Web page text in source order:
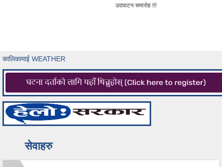
उदघाटन समारोह !!!
कालिकामाई WEATHER
सेवाहरु